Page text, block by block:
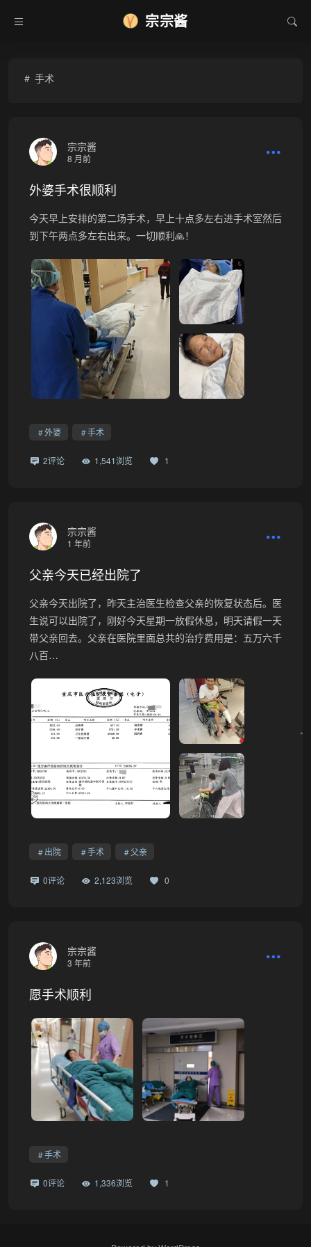
宗宗酱
手术
宗宗酱
8 月前
外婆手术很顺利
今天早上安排的第二场手术，早上十点多左右进手术室然后
到下午两点多左右出来。一切顺利🙏！
外婆 手术
2评论 1,541浏览 1
宗宗酱
1 年前
父亲今天已经出院了
父亲今天出院了，昨天主治医生检查父亲的恢复状态后。医
生说可以出院了，刚好今天星期一放假休息，明天请假一天
带父亲回去。父亲在医院里面总共的治疗费用是：五万六千
八百…
出院 手术 父亲
0评论 2,123浏览 0
宗宗酱
3 年前
愿手术顺利
手术
0评论 1,336浏览 1